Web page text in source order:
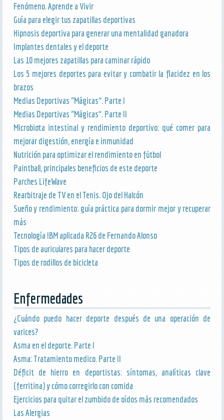
Fenómeno. Aprende a Vivir
Guía para elegir tus zapatillas deportivas
Hipnosis deportiva para generar una mentalidad ganadora
Implantes dentales y el deporte
Las 10 mejores zapatillas para caminar rápido
Los 5 mejores deportes para evitar y combatir la flacidez en los
brazos
Medias Deportivas “Mágicas”. Parte I
Medias Deportivas “Mágicas”. Parte II
Microbiota intestinal y rendimiento deportivo: qué comer para
mejorar digestión, energía e inmunidad
Nutrición para optimizar el rendimiento en fútbol
Paintball, principales beneficios de este deporte
Parches LifeWave
Rearbitraje de TV en el Tenis. Ojo del Halcón
Sueño y rendimiento: guía práctica para dormir mejor y recuperar
más
Tecnología IBM aplicada R26 de Fernando Alonso
Tipos de auriculares para hacer deporte
Tipos de rodillos de bicicleta
Enfermedades
¿Cuándo puedo hacer deporte después de una operación de
varices?
Asma en el deporte. Parte I
Asma: Tratamiento medico. Parte II
Déficit de hierro en deportistas: síntomas, analíticas clave
(ferritina) y cómo corregirlo con comida
Ejercicios para quitar el zumbido de oídos más recomendados
Las Alergias